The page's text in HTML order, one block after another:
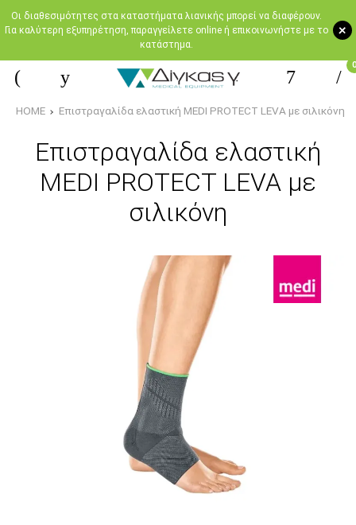
+
Oι διαθεσιμότητες στα καταστήματα λιανικής μπορεί να διαφέρουν.
Για καλύτερη εξυπηρέτηση, παραγγείλετε online ή επικοινωνήστε με το
κατάστημα.
0
HOME Επιστραγαλίδα ελαστική MEDI PROTECT LEVA με σιλικόνη
Επιστραγαλίδα ελαστική
MEDI PROTECT LEVA με
σιλικόνη